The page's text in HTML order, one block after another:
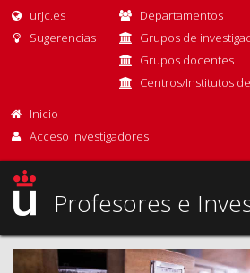
urjc.es
Sugerencias
Departamentos
Grupos de
Grupos docentes
Centros/Institutos
Inicio
Acceso Investigadores
Profesores e